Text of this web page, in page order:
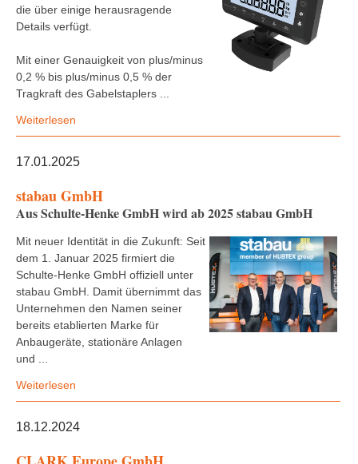
die über einige herausragende
Details verfügt.
Mit einer Genauigkeit von plus/minus
0,2 % bis plus/minus 0,5 % der
Tragkraft des Gabelstaplers ...
Weiterlesen
17.01.2025
stabau GmbH
Aus Schulte-Henke GmbH wird ab 2025 stabau GmbH
Mit neuer Identität in die Zukunft: Seit
dem 1. Januar 2025 firmiert die
Schulte-Henke GmbH offiziell unter
stabau GmbH. Damit übernimmt das
Unternehmen den Namen seiner
bereits etablierten Marke für
Anbaugeräte, stationäre Anlagen
und ...
Weiterlesen
18.12.2024